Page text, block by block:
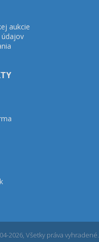
aukcie
údajov
2026, Všetky práva